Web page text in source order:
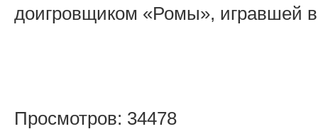
доигровщиком «Ромы», игравшей
Просмотров: 34478